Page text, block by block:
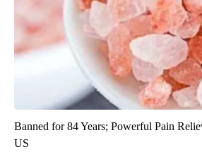
Banned for 84 Years; Powerful Pain
US